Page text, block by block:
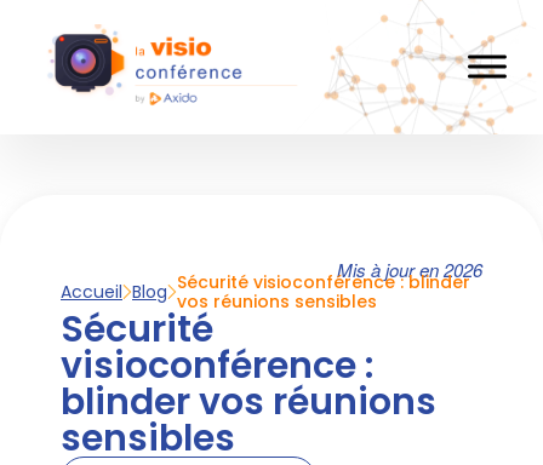
Mis à jour en 2026
Accueil Blog Sécurité visioconférence : blinder
vos réunions sensibles
Sécurité
visioconférence :
blinder vos réunions
sensibles